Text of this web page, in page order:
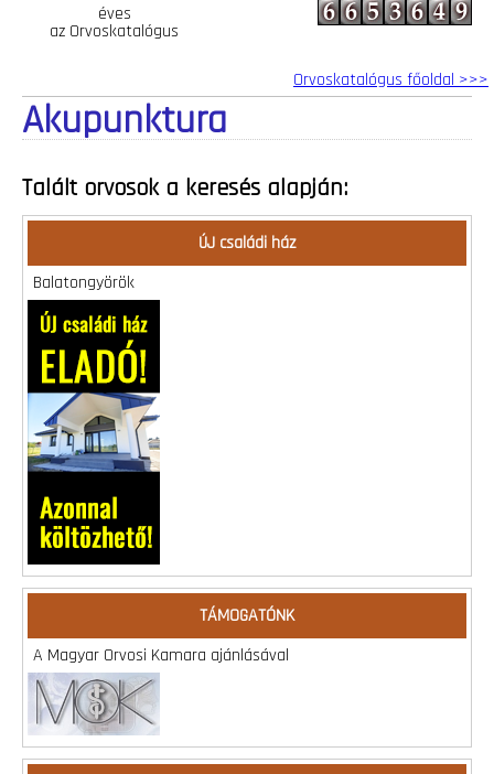
éves
az Orvoskatalógus
ÚJ családi ház
Balatongyörök
TÁMOGATÓNK
A Magyar Orvosi Kamara ajánlásával
Orvoskatalógus főoldal >>>
Akupunktura
Talált orvosok a keresés alapján: